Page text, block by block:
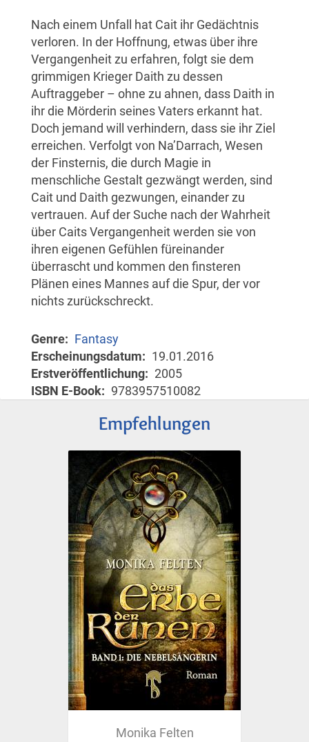
Nach einem Unfall hat Cait ihr Gedächtnis
verloren. In der Hoffnung, etwas über ihre
Vergangenheit zu erfahren, folgt sie dem
grimmigen Krieger Daith zu dessen
Auftraggeber – ohne zu ahnen, dass Daith in
ihr die Mörderin seines Vaters erkannt hat.
Doch jemand will verhindern, dass sie ihr Ziel
erreichen. Verfolgt von Na’Darrach, Wesen
der Finsternis, die durch Magie in
menschliche Gestalt gezwängt werden, sind
Cait und Daith gezwungen, einander zu
vertrauen. Auf der Suche nach der Wahrheit
über Caits Vergangenheit werden sie von
ihren eigenen Gefühlen füreinander
überrascht und kommen den finsteren
Plänen eines Mannes auf die Spur, der vor
nichts zurückschreckt.
Genre
Fantasy
Erscheinungsdatum
19.01.2016
Erstveröffentlichung
2005
ISBN E-Book
9783957510082
Empfehlungen
Monika Felten